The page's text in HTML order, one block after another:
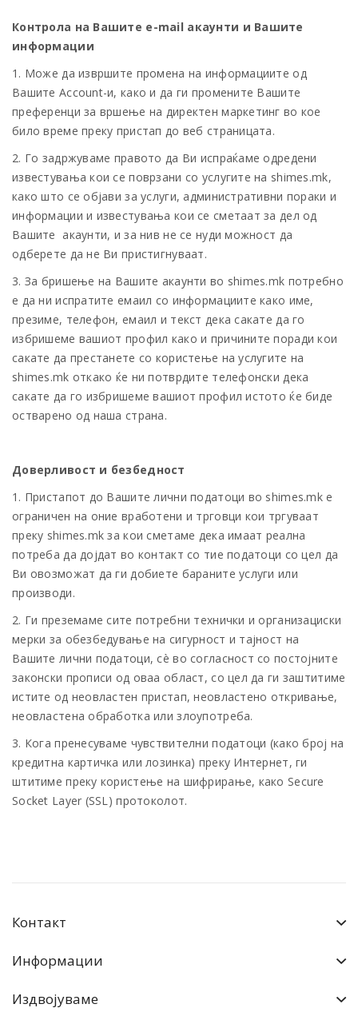
Контрола на Вашите е-mail акаунти и Вашите
информации
1. Може да извршите промена на информациите од
Вашите Account-и, како и да ги промените Вашите
преференци за вршење на директен маркетинг во кое
било време преку пристап до веб страницата.
2. Го задржуваме правото да Ви испраќаме одредени
известувања кои се поврзани со услугите на shimes.mk,
како што се објави за услуги, административни пораки и
информации и известувања кои се сметаат за дел од
Вашите акаунти, и за нив не се нуди можност да
одберете да не Ви пристигнуваат.
3. За бришење на Вашите акаунти во shimes.mk потребно
е да ни испратите емаил со информациите како име,
презиме, телефон, емаил и текст дека сакате да го
избришеме вашиот профил како и причините поради кои
сакате да престанете со користење на услугите на
shimes.mk откако ќе ни потврдите телефонски дека
сакате да го избришеме вашиот профил истото ќе биде
остварено од наша страна.
Доверливост и безбедност
1. Пристапот до Вашите лични податоци во shimes.mk е
ограничен на оние вработени и трговци кои тргуваат
преку shimes.mk за кои сметаме дека имаат реална
потреба да дојдат во контакт со тие податоци со цел да
Ви овозможат да ги добиете бараните услуги или
производи.
2. Ги преземаме сите потребни технички и организациски
мерки за обезбедување на сигурност и тајност на
Вашите лични податоци, сè во согласност со постојните
законски прописи од оваа област, со цел да ги заштитиме
истите од неовластен пристап, неовластено откривање,
неовластена обработка или злоупотреба.
3. Кога пренесуваме чувствителни податоци (како број на
кредитна картичка или лозинка) преку Интернет, ги
штитиме преку користење на шифрирање, како Secure
Socket Layer (SSL) протоколот.
Контакт
Информации
Издвојуваме